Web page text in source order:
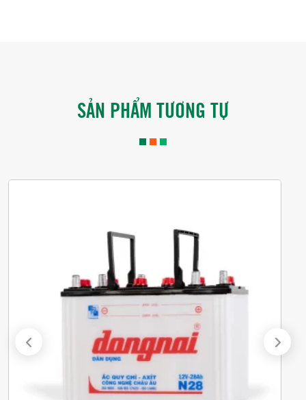
SẢN PHẨM TƯƠNG TỰ